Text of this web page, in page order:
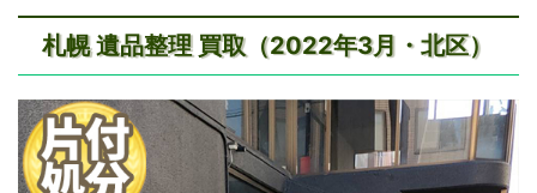
札幌 遺品整理 買取（2022年3月・北区）